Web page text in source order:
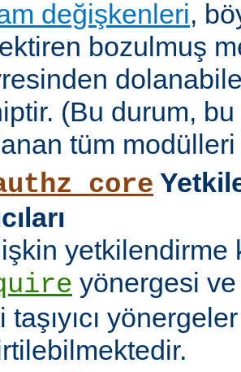
değişkenleri,
bozulmuş
(Bu durum,
tüm
yetkilendirme
yönergesi
taşıyıcı